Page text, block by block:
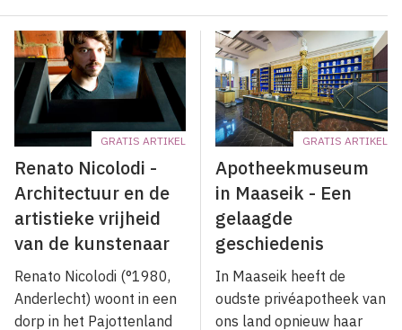
GRATIS ARTIKEL
Renato Nicolodi -
Architectuur en de
artistieke vrijheid
van de kunstenaar
Renato Nicolodi (°1980,
Anderlecht) woont in een
dorp in het Pajottenland
GRATIS ARTIKEL
Apotheekmuseum
in Maaseik - Een
gelaagde
geschiedenis
In Maaseik heeft de
oudste privéapotheek van
ons land opnieuw haar